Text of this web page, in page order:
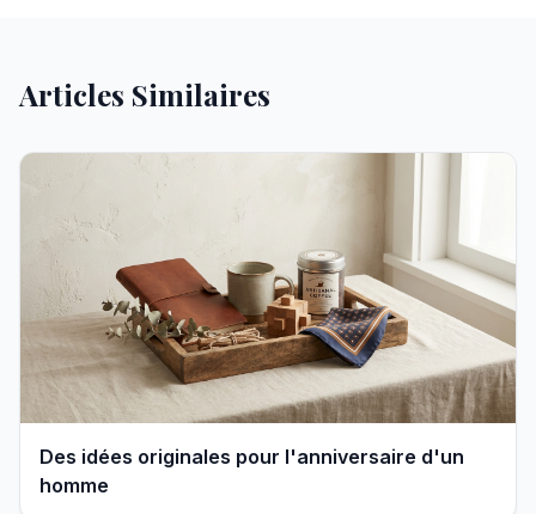
Articles Similaires
Des idées originales pour l'anniversaire d'un
homme